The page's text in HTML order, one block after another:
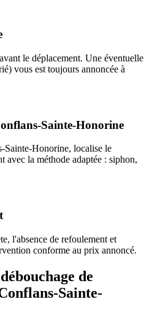
le déplacement. Une éventuelle
vous est toujours annoncée à
Sainte-Honorine
Sainte-Honorine, localise le
avec la méthode adaptée : siphon,
l'absence de refoulement et
conforme au prix annoncé.
de
Sainte-